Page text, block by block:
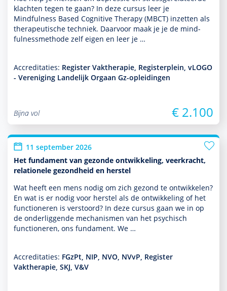
klachten tegen te gaan? In deze cursus leer je
Mindfulness Based Cognitive Therapy (MBCT) inzetten als
thera­peu­tische techniek. Daarvoor maak je je de mind­
fulnessmethode zelf eigen en leer je …
Accreditaties: Register Vaktherapie, Registerplein, vLOGO
- Vereniging Landelijk Orgaan Gz-opleidingen
Bijna vol € 2.100
11 september 2026
Het fundament van gezonde ontwikkeling, veerkracht,
relationele gezondheid en herstel
Wat heeft een mens nodig om zich gezond te ontwik­kelen?
En wat is er nodig voor herstel als de ont­wikke­ling of het
functio­neren is verstoord? In deze cursus gaan we in op
de onderliggende mechanismen van het psychisch
functio­neren, ons fundament. We …
Accreditaties: FGzPt, NIP, NVO, NVvP, Register
Vaktherapie, SKJ, V&V